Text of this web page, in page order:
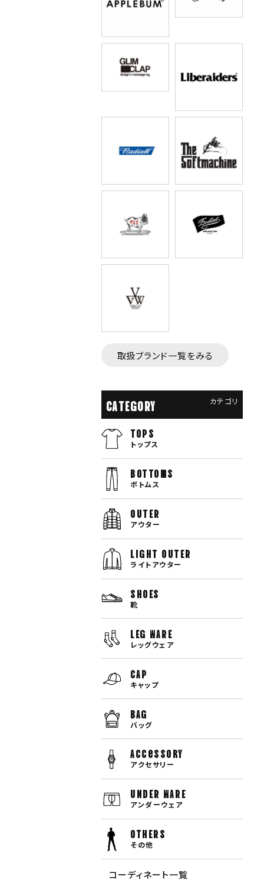
取扱ブランド一覧をみる
CATEGORY カテゴリ
TOPS
トップス
bottoms
ボトムス
OUTER
アウター
LIGHT OUTER
ライトアウター
SHOES
靴
LEG WARE
レッグウェア
CAP
キャップ
BAG
バッグ
Accessory
アクセサリー
UNDER WARE
アンダーウェア
OTHERS
その他
コーディネート一覧